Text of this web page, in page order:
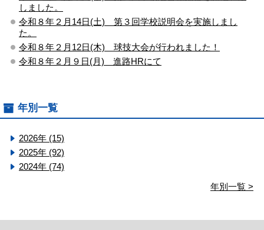
しました。
令和８年２月14日(土) 第３回学校説明会を実施しまし
た。
令和８年２月12日(木) 球技大会が行われました！
令和８年２月９日(月) 進路HRにて
年別一覧
2026年 (15)
2025年 (92)
2024年 (74)
年別一覧 >